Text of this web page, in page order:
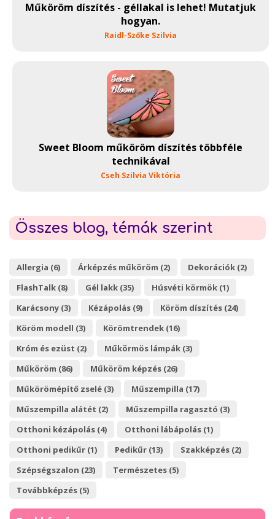
Műköröm díszítés - géllakal is lehet! Mutatjuk
hogyan.
Raidl-Szőke Szilvia
Sweet Bloom műköröm díszítés többféle
technikával
Cseh Szilvia Viktória
Összes blog, témák szerint
Allergia (6) Árképzés műköröm (2)
Dekorációk (2)
FlashTalk (8)
Gél lakk (35)
Húsvéti körmök (1)
Karácsony (3)
Kézápolás (9)
Köröm díszítés (24)
Köröm modell (3)
Körömtrendek (16)
Króm és ezüst (2)
Műkörmös lámpák (3)
Műköröm (86)
Műköröm képzés (26)
Műkörömépítő zselé (3)
Műszempilla (17)
Műszempilla alátét (2)
Műszempilla ragasztó (3)
Otthoni kézápolás (4)
Otthoni lábápolás (1)
Otthoni pedikűr (1)
Pedikűr (13)
Szakképzés (2)
Szépségszalon (23)
Természetes (5)
Továbbképzés (5)